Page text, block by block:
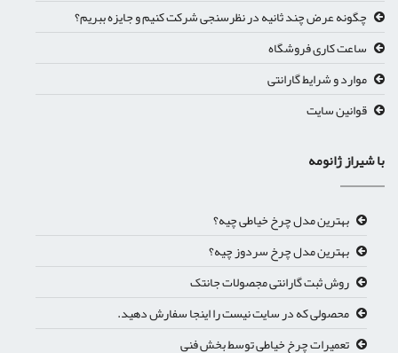
چگونه عرض چند ثانیه در نظرسنجی شرکت کنیم و جایزه ببریم؟
ساعت کاری فروشگاه
موارد و شرایط گارانتی
قوانین سایت
با شیراز ژانومه
بهترین مدل چرخ خیاطی چیه؟
بهترین مدل چرخ سردوز چیه؟
روش ثبت گارانتی مجصولات جانتک
محصولی که در سایت نیست را اینجا سفارش دهید.
تعمیرات چرخ خیاطی توسط بخش فنی